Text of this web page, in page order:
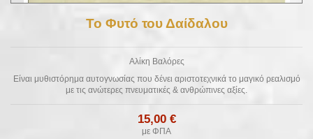
Το Φυτό του Δαίδαλου
Αλίκη Βαλόρες
Είναι μυθιστόρημα αυτογνωσίας που δένει αριστοτεχνικά το μαγικό ρεαλισμό
με τις ανώτερες πνευματικές & ανθρώπινες αξίες.
15,00 €
με ΦΠΑ